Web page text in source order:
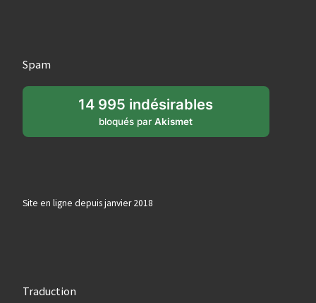
Spam
14 995 indésirables
bloqués parAkismet
Site en ligne depuis janvier 2018
Traduction